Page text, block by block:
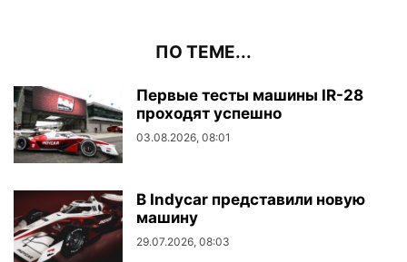
ПО ТЕМЕ...
Первые тесты машины IR-28
проходят успешно
03.08.2026, 08:01
В Indycar представили новую
машину
29.07.2026, 08:03